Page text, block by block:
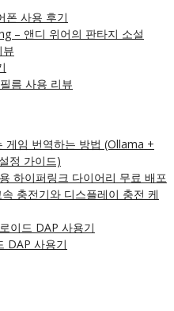
폰 사용 후기
– 앤디 위어의 판타지 소설
름 사용 리뷰
게임 번역하는 방법 (Ollama +
정 가이드)
하이퍼링크 다이어리 무료 배포
충전기와 디스플레이 충전 케
이드 DAP 사용기
DAP 사용기